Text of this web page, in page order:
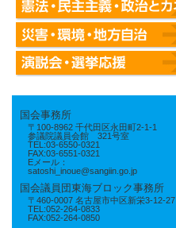
国会事務所
〒100-8962 千代田区永田町2-1-1
参議院議員会館 321号室
TEL:03-6550-0321
FAX:03-6551-0321
Eメール：
satoshi_inoue@sangiin.go.jp
国会議員団東海ブロック事務所
〒460-0007 名古屋市中区新栄3-12-27
TEL:052-264-0833
FAX:052-264-0850